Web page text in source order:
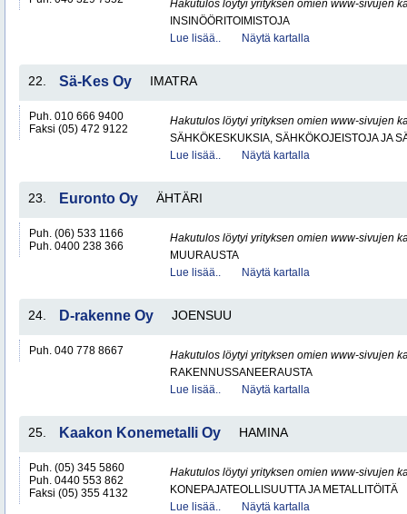
Hakutulos löytyi yrityksen omien www-sivujen
INSINÖÖRITOIMISTOJA
Lue lisää..
Näytä kartalla
22. Sä-Kes Oy IMATRA
Puh. 010 666 9400
Faksi (05) 472 9122
Hakutulos löytyi yrityksen omien www-sivujen
SÄHKÖKESKUKSIA, SÄHKÖKOJEISTOJA JA
Lue lisää..
Näytä kartalla
23. Euronto Oy ÄHTÄRI
Puh. (06) 533 1166
Puh. 0400 238 366
Hakutulos löytyi yrityksen omien www-sivujen
MUURAUSTA
Lue lisää..
Näytä kartalla
24. D-rakenne Oy JOENSUU
Puh. 040 778 8667
Hakutulos löytyi yrityksen omien www-sivujen
RAKENNUSSANEERAUSTA
Lue lisää..
Näytä kartalla
25. Kaakon Konemetalli Oy HAMINA
Puh. (05) 345 5860
Puh. 0440 553 862
Faksi (05) 355 4132
Hakutulos löytyi yrityksen omien www-sivujen
KONEPAJATEOLLISUUTTA JA METALLITÖITÄ
Lue lisää..
Näytä kartalla